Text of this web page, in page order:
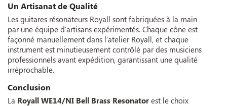
Un Artisanat de Qualité
Les guitares résonateurs Royall sont fabriquées à la main
par une équipe d'artisans expérimentés. Chaque cône est
façonné manuellement dans l'atelier Royall, et chaque
instrument est minutieusement contrôlé par des musiciens
professionnels avant expédition, garantissant une qualité
irréprochable.
Conclusion
La Royall WE14/NI Bell Brass Resonator est le choix